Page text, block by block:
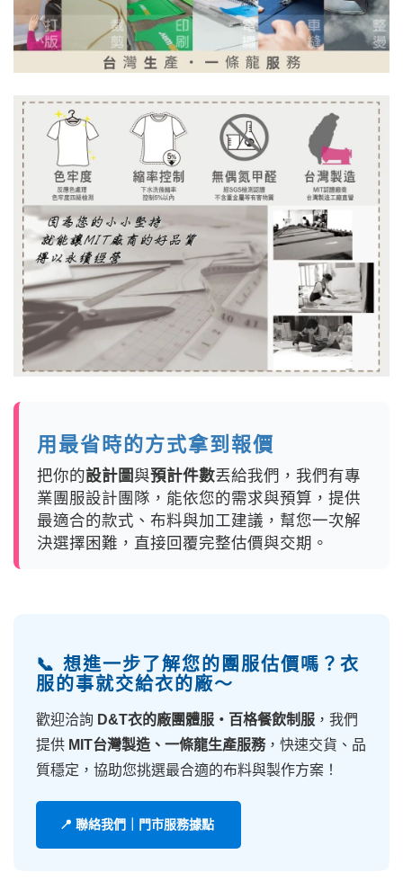
用最省時的方式拿到報價
把你的設計圖與預計件數丟給我們，我們有專
業團服設計團隊，能依您的需求與預算，提供
最適合的款式、布料與加工建議，幫您一次解
決選擇困難，直接回覆完整估價與交期。
📞 想進一步了解您的團服估價嗎？衣
服的事就交給衣的廠～
歡迎洽詢 D&T衣的廠團體服・百格餐飲制服 ，我們
提供 MIT台灣製造、一條龍生產服務，快速交貨、品
質穩定，協助您挑選最合適的布料與製作方案！
📍 聯絡我們｜門市服務據點